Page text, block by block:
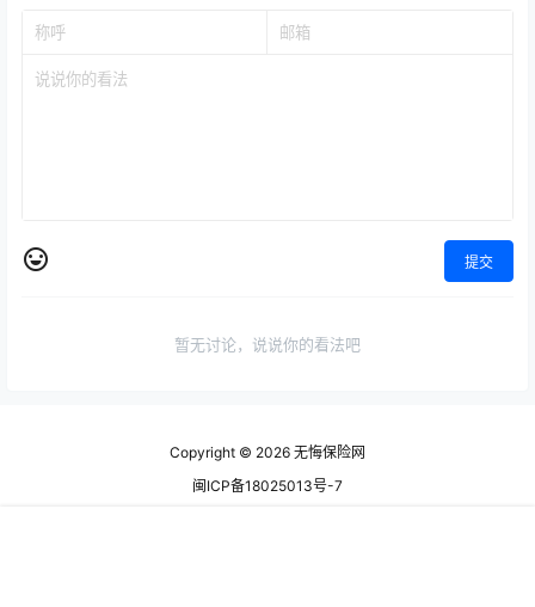
提交
暂无讨论，说说你的看法吧
Copyright © 2026 无悔保险网
闽ICP备18025013号-7